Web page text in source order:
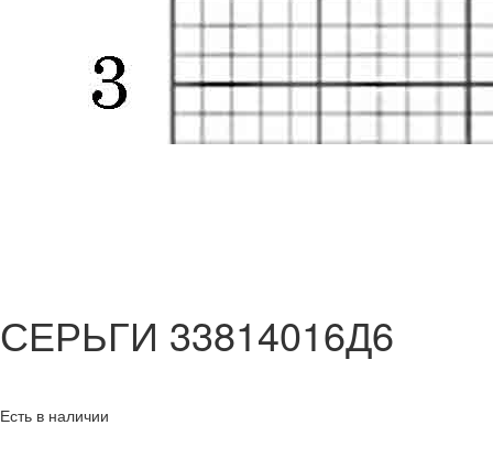
СЕРЬГИ 33814016Д6
Есть в наличии